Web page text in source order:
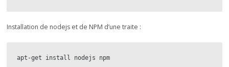
Installation de nodejs et de NPM d’une traite :
apt-get install nodejs npm